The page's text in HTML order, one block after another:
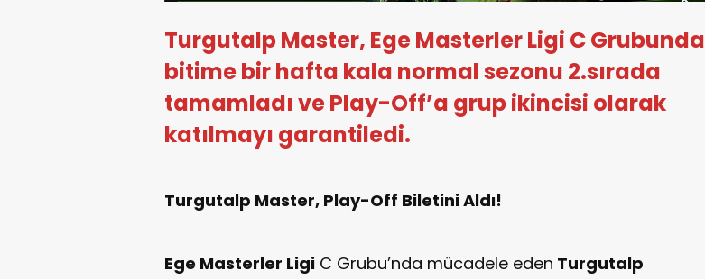
Turgutalp Master, Ege Masterler Ligi C Grubunda
bitime bir hafta kala normal sezonu 2.sırada
tamamladı ve Play-Off’a grup ikincisi olarak
katılmayı garantiledi.
Turgutalp Master, Play-Off Biletini Aldı!
Ege Masterler Ligi C Grubu’nda mücadele eden Turgutalp